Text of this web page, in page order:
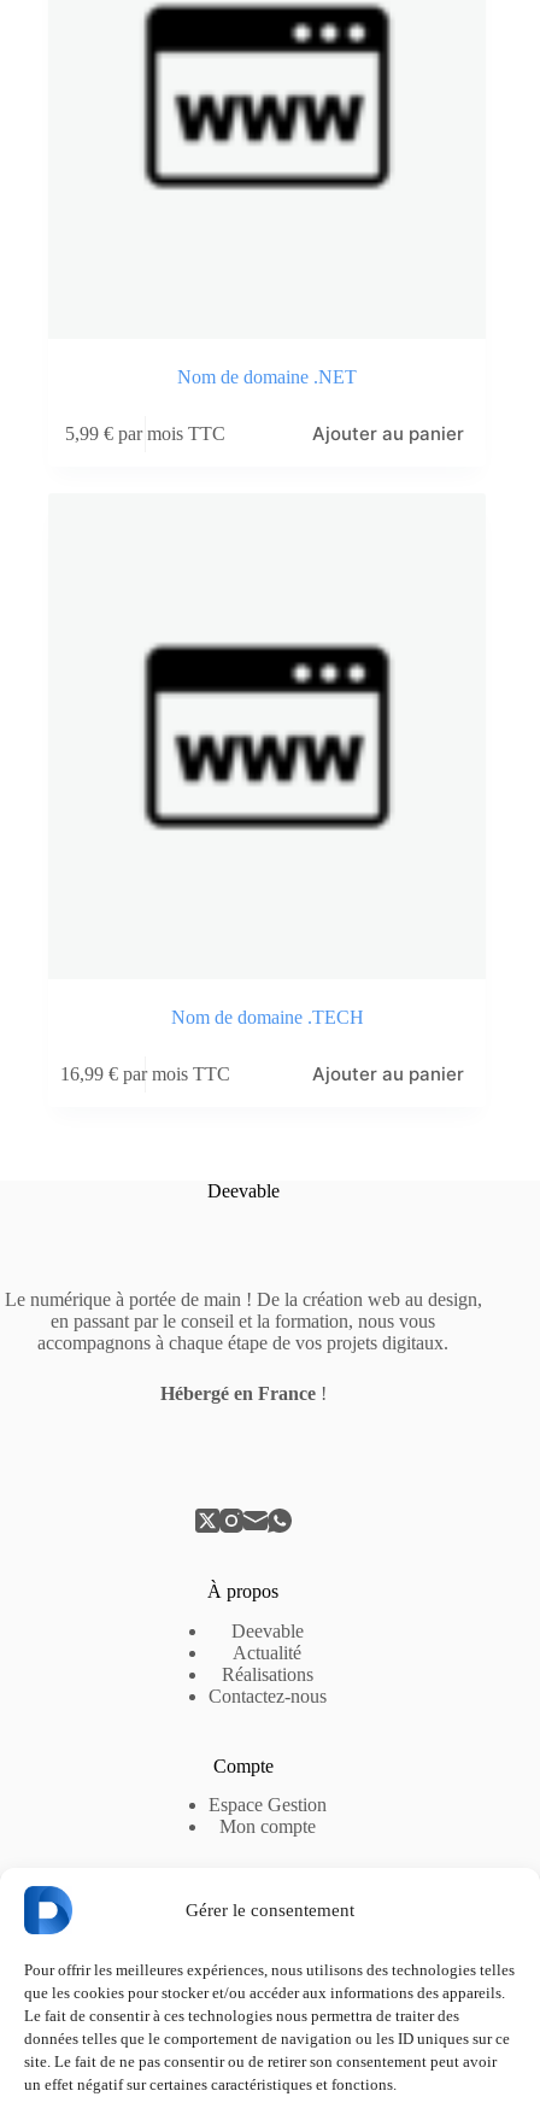
Gérer le consentement
Pour offrir les meilleures expériences, nous utilisons des technologies telles
que les cookies pour stocker et/ou accéder aux informations des appareils.
Le fait de consentir à ces technologies nous permettra de traiter des
données telles que le comportement de navigation ou les ID uniques sur ce
site. Le fait de ne pas consentir ou de retirer son consentement peut avoir
un effet négatif sur certaines caractéristiques et fonctions.
Nom de domaine .NET
5,99€ par mois TTC Ajouter au panier
Nom de domaine .TECH
16,99€ par mois TTC Ajouter au panier
Deevable
Le numérique à portée de main ! De la création web au design,
en passant par le conseil et la formation, nous vous
accompagnons à chaque étape de vos projets digitaux.
Hébergé en France!
À propos
Deevable
Actualité
Réalisations
Contactez-nous
Compte
Espace Gestion
Mon compte
RGPD
CGV-S
CGU
Abonnements et Options
Politique de confidentialité
Politique de cookies